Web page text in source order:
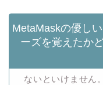
MetaMaskの優し
ーズを覚えたか
ないといけません。